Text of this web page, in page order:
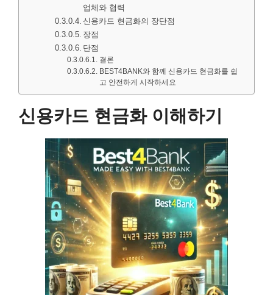
업체와 협력
신용카드 현금화의 장단점
장점
단점
결론
BEST4BANK와 함께 신용카드 현금화를 쉽
고 안전하게 시작하세요
신용카드 현금화 이해하기